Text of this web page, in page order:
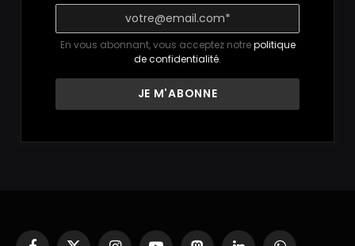
En vous abonnant, vous acceptez notrepolitique
de confidentialité.